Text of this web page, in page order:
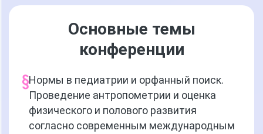
Основные темы
конференции
Нормы в педиатрии и орфанный поиск.
Проведение антропометрии и оценка
физического и полового развития
согласно современным международным